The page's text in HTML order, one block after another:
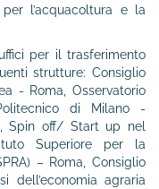
l’acquacoltura e la
per il trasferimento
strutture: Consiglio
- Roma, Osservatorio
di Milano -
, Spin off/ Start up nel
Superiore per la
– Roma, Consiglio
dell’economia agraria